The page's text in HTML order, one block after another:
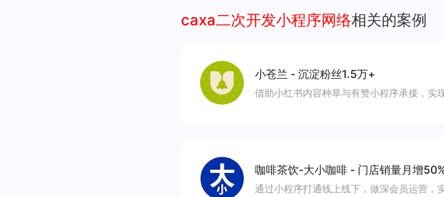
caxa二次开发小程序网络相关的案例
小苍兰 - 沉淀粉丝1.5万+
借助小红书内容种草与有赞小程序承接，实
咖啡茶饮-大小咖啡 - 门店销量月增
通过小程序打通线上线下，做深会员运营，